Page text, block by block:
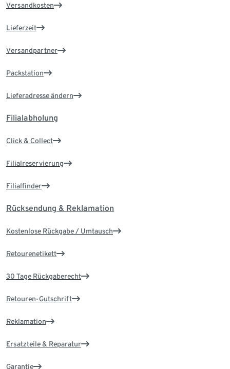
Versandkosten
Lieferzeit
Versandpartner
Packstation
Lieferadresse ändern
Filialabholung
Click & Collect
Filialreservierung
Filialfinder
Rücksendung & Reklamation
Kostenlose Rückgabe / Umtausch
Retourenetikett
30 Tage Rückgaberecht
Retouren-Gutschrift
Reklamation
Ersatzteile & Reparatur
Garantie